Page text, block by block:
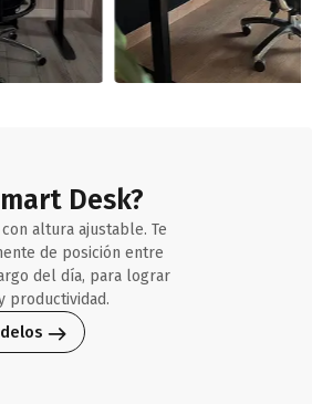
Desk?
altura ajustable. Te
de posición entre
del día, para lograr
productividad.